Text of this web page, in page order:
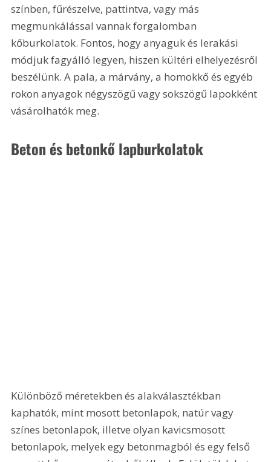
színben, fűrészelve, pattintva, vagy más
megmunkálással vannak forgalomban
kőburkolatok. Fontos, hogy anyaguk és lerakási
módjuk fagyálló legyen, hiszen kültéri elhelyezésről
beszélünk. A pala, a márvány, a homokkő és egyéb
rokon anyagok négyszögű vagy sokszögű lapokként
vásárolhatók meg.
Beton és betonkő lapburkolatok
Különböző méretekben és alakválasztékban
kaphatók, mint mosott betonlapok, natúr vagy
színes betonlapok, illetve olyan kavicsmosott
betonlapok, melyek egy betonmagból és egy felső